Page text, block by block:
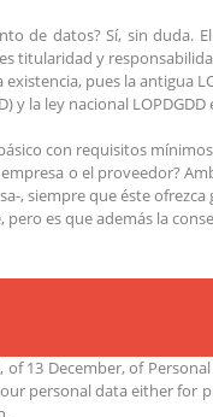
de datos? Sí, sin duda.
titularidad y
pues la antigua
y la ley nacional
con requisitos
o el proveedor?
, siempre que éste
es que además la
13 December, of
personal data either